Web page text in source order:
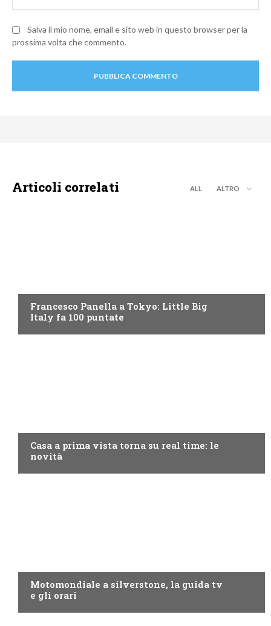
Salva il mio nome, email e sito web in questo browser per la
prossima volta che commento.
Articoli correlati ALL ALTRO
Francesco Panella a Tokyo: Little Big
Italy fa 100 puntate
Casa a prima vista torna su real time: le
novità
Motomondiale a silverstone, la guida tv
e gli orari